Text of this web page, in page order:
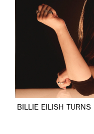
BILLIE EILISH TURNS